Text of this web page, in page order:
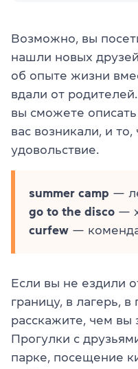
Возможно, вы
нашли новых
об опыте жизни
вдали от
вы сможете
вас возникали, и
удовольствие.
summer camp —
go to the disco —
curfew —
Если вы не ездили
границу, в лагерь,
расскажите, чем вы
Прогулки с
парке, посещение